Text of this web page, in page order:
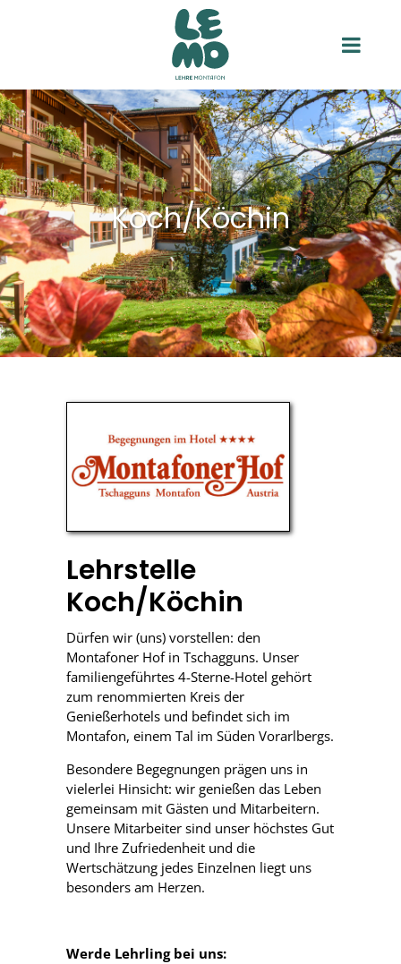
Koch/Köchin
Lehrstelle
Koch/Köchin
Dürfen wir (uns) vorstellen: den
Montafoner Hof in Tschagguns. Unser
familiengeführtes 4-Sterne-Hotel gehört
zum renommierten Kreis der
Genießerhotels und befindet sich im
Montafon, einem Tal im Süden Vorarlbergs.
Besondere Begegnungen prägen uns in
vielerlei Hinsicht: wir genießen das Leben
gemeinsam mit Gästen und Mitarbeitern.
Unsere Mitarbeiter sind unser höchstes Gut
und Ihre Zufriedenheit und die
Wertschätzung jedes Einzelnen liegt uns
besonders am Herzen.
Werde Lehrling bei uns: